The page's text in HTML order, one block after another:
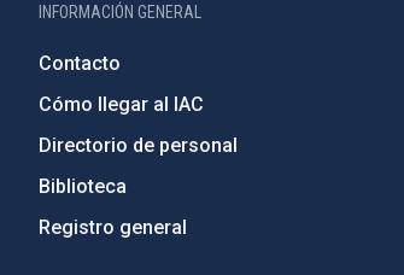
INFORMACIÓN GENERAL
Contacto
Cómo llegar al IAC
Directorio de personal
Biblioteca
Registro general